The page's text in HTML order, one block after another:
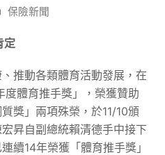
保險新聞
定
推動各類體育活動發展，在
度體育推手獎」，榮獲贊助
獎」兩項殊榮，於11/10頒
昇自副總統賴清德手中接下
續14年榮獲「體育推手獎」